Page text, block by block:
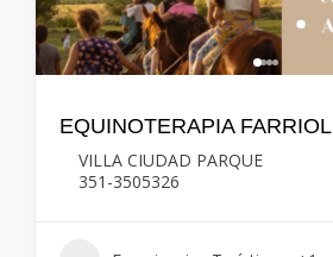
EQUINOTERAPIA FARRIOL
VILLA CIUDAD PARQUE
351-3505326